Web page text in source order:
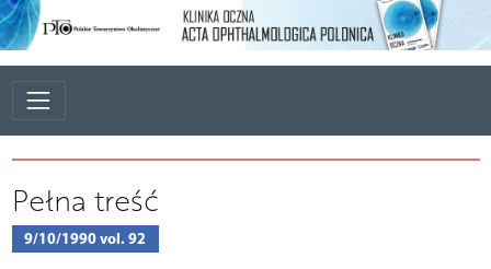
Pełna treść
9/10/1990 vol. 92